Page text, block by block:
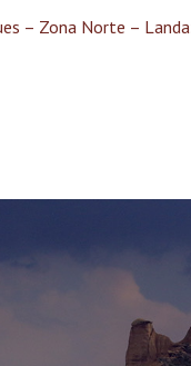
– Zona Norte –